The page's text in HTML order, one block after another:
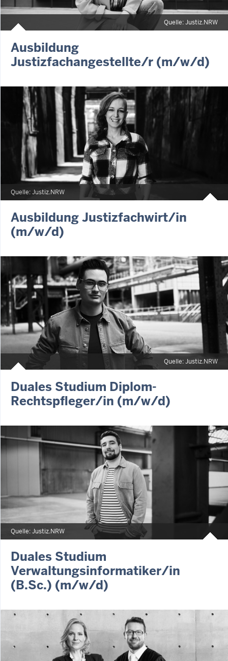
Quelle: Justiz.NRW
Ausbildung
Justizfachangestellte/r (m/w/d)
Quelle: Justiz.NRW
Ausbildung Justizfachwirt/in
(m/w/d)
Quelle: Justiz.NRW
Duales Studium Diplom-
Rechtspfleger/in (m/w/d)
Quelle: Justiz.NRW
Duales Studium
Verwaltungsinformatiker/in
(B.Sc.) (m/w/d)